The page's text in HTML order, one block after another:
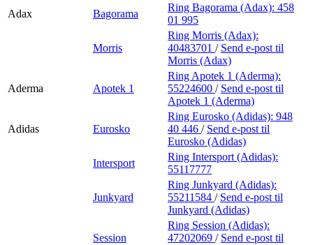
Adax
Bagorama
Ring Bagorama (Adax): 458
01 995
Morris
Ring Morris (Adax):
40483701 / Send e-post til
Morris (Adax)
Aderma Apotek 1
Ring Apotek 1 (Aderma):
55224600 / Send e-post til
Apotek 1 (Aderma)
Adidas Eurosko
Ring Eurosko (Adidas): 948
40 446 / Send e-post til
Eurosko (Adidas)
Intersport
Ring Intersport (Adidas):
55117777
Junkyard
Ring Junkyard (Adidas):
55211584 / Send e-post til
Junkyard (Adidas)
Session
Ring Session (Adidas):
47202069 / Send e-post til